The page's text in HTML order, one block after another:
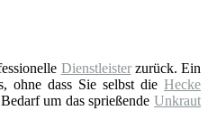
Dienstleisterzurück. Ein
ohne dass Sie selbst dieHecke
um das sprießendeUnkraut